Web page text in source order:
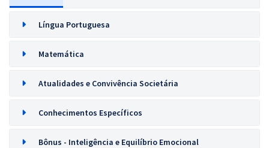
Língua Portuguesa
Matemática
Atualidades e Convivência Societária
Conhecimentos Específicos
Bônus - Inteligência e Equilíbrio Emocional